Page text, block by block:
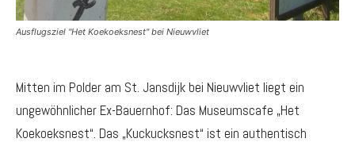
Ausflugsziel "Het Koekoeksnest" bei Nieuwvliet
Mitten im Polder am St. Jansdijk bei Nieuwvliet liegt ein
ungewöhnlicher Ex-Bauernhof: Das Museumscafe „Het
Koekoeksnest“. Das „Kuckucksnest“ ist ein authentisch